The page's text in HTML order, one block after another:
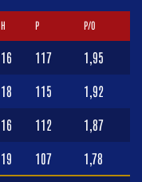
H P P/O
16 117 1,95
18 115 1,92
16 112 1,87
19 107 1,78